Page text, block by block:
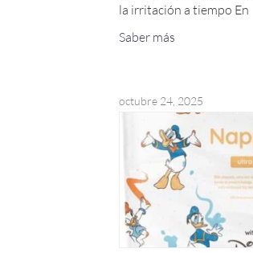
la irritación a tiempo En
Saber más
octubre 24, 2025